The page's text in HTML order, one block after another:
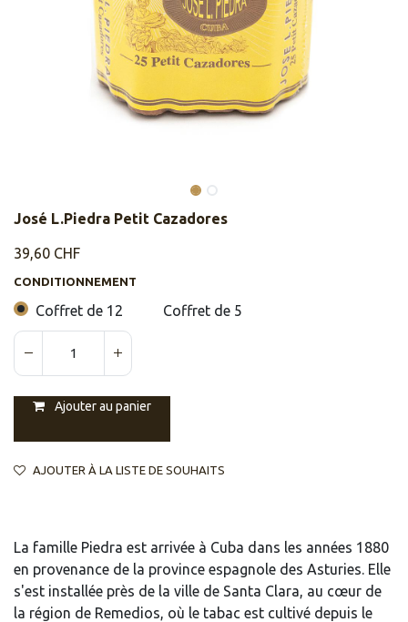
José L.Piedra Petit Cazadores
39,60 CHF
CONDITIONNEMENT
Coffret de 12 Coffret de 5
Ajouter au panier
AJOUTER À LA LISTE DE SOUHAITS
La famille Piedra est arrivée à Cuba dans les années 1880
en provenance de la province espagnole des Asturies. Elle
s'est installée près de la ville de Santa Clara, au cœur de
la région de Remedios, où le tabac est cultivé depuis le